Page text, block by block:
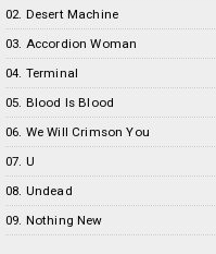
02. Desert Machine
03. Accordion Woman
04. Terminal
05. Blood Is Blood
06. We Will Crimson You
07. U
08. Undead
09. Nothing New